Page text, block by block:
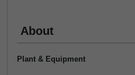
About
Plant & Equipment